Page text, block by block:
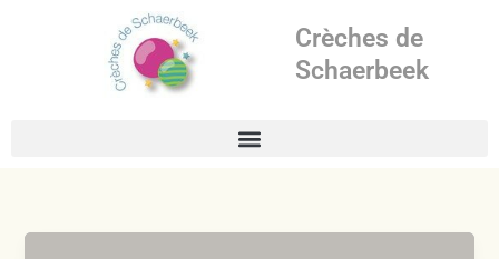
Crèches de
Schaerbeek